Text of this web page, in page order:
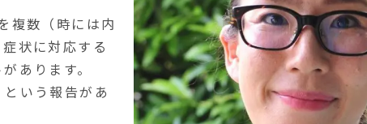
複数（時には内
状に対応する
あります。
いう報告があ